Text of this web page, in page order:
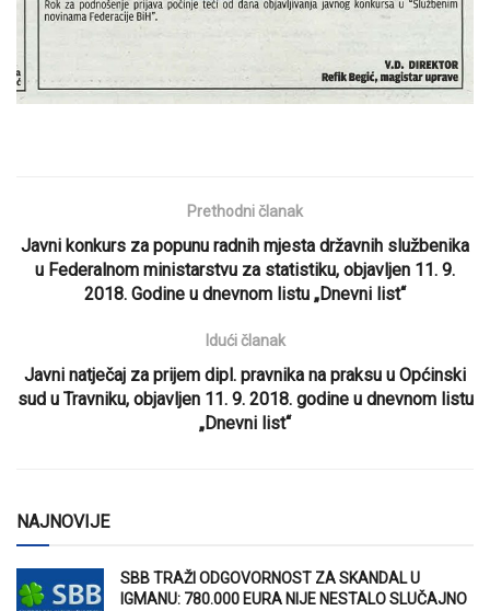
Prethodni članak
Javni konkurs za popunu radnih mjesta državnih službenika
u Federalnom ministarstvu za statistiku, objavljen 11. 9.
2018. Godine u dnevnom listu „Dnevni list“
Idući članak
Javni natječaj za prijem dipl. pravnika na praksu u Općinski
sud u Travniku, objavljen 11. 9. 2018. godine u dnevnom listu
„Dnevni list“
NAJNOVIJE
SBB TRAŽI ODGOVORNOST ZA SKANDAL U
IGMANU: 780.000 EURA NIJE NESTALO SLUČAJNO